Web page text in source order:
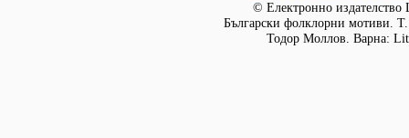
© Електронно издателство
Български фолклорни мотиви.
Тодор Моллов. Варна: